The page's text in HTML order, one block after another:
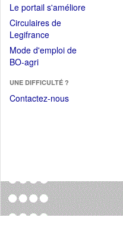
Le portail s'améliore(Fichier
Circulaires de
Legifrance(Ouvrir
dans
une
fenêtre)
Mode d'emploi de
BO-agri(Ouvrir
une
nouvelle
UNE DIFFICULTÉ ?
Contactez-nous